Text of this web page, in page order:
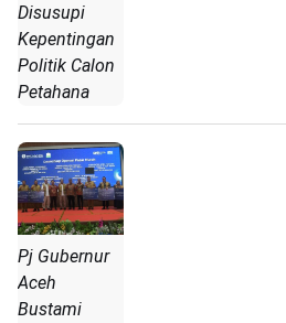
Disusupi
Kepentingan
Politik Calon
Petahana
Pj Gubernur
Aceh
Bustami